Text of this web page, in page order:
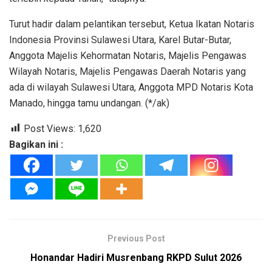
Turut hadir dalam pelantikan tersebut, Ketua Ikatan Notaris
Indonesia Provinsi Sulawesi Utara, Karel Butar-Butar,
Anggota Majelis Kehormatan Notaris, Majelis Pengawas
Wilayah Notaris, Majelis Pengawas Daerah Notaris yang
ada di wilayah Sulawesi Utara, Anggota MPD Notaris Kota
Manado, hingga tamu undangan. (*/ak)
Post Views: 1,620
Bagikan ini :
Previous Post
Honandar Hadiri Musrenbang RKPD Sulut 2026